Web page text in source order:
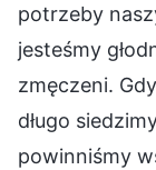
potrzeby
jesteśmy
zmęczeni.
długo
powinniśmy